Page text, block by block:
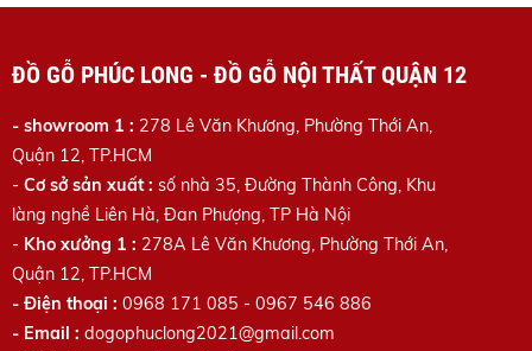
ĐỒ GỖ PHÚC LONG - ĐỒ GỖ NỘI THẤT QUẬN 12
- showroom 1 : 278 Lê Văn Khương, Phường Thới An,
Quận 12, TP.HCM
- Cơ sở sản xuất : số nhà 35, Đường Thành Công, Khu
làng nghề Liên Hà, Đan Phượng, TP Hà Nội
- Kho xưởng 1 : 278A Lê Văn Khương, Phường Thới An,
Quận 12, TP.HCM
- Điện thoại : 0968 171 085 - 0967 546 886
- Email : dogophuclong2021@gmail.com